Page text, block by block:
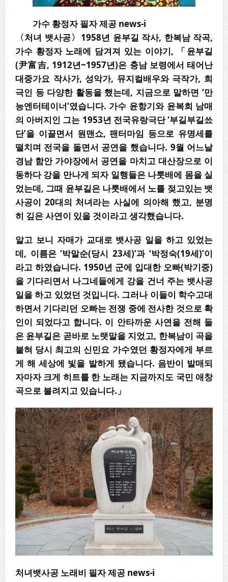
가수 황정자 필자 제공 news-i
〈처녀 뱃사공〉1958년 윤부길 작사, 한복남 작곡,
가수 황정자 노래에 담겨져 있는 이야기, 「윤부길
(尹富吉, 1912년~1957년)은 충남 보령에서 태어난
대중가요 작사가, 성악가, 뮤지컬배우와 극작가, 희
극인 등 다양한 활동을 했는데, 지금으로 말하면 ‘만
능엔터테이너’였습니다. 가수 윤항기와 윤복희 남매
의 아버지인 그는 1953년 전국유랑극단 ‘부길부길쑈
단’을 이끌면서 원맨쇼, 팬터마임 등으로 유명세를
떨치며 전국을 돌면서 공연을 했습니다. 9월 어느날
경남 함안 가야장에서 공연을 마치고 대산장으로 이
동하다 강을 만나게 되자 일행들은 나룻배에 몸을 실
었는데, 그때 윤부길은 나룻배에서 노를 젖고있는 뱃
사공이 20대의 처녀라는 사실에 의아해 했고, 분명
히 깊은 사연이 있을 것이라고 생각했습니다.
알고 보니 자매가 교대로 뱃사공 일을 하고 있었는
데, 이름은 ‘박말순(당시 23세)’과 ‘박정숙(19세)’이
라고 하였습니다. 1950년 군에 입대한 오빠(박기중)
을 기다리면서 나그네들에게 강을 건너 주는 뱃사공
일을 하고 있었던 것입니다. 그러나 이들이 학수고대
하면서 기다리던 오빠는 전쟁 중에 전사한 것으로 확
인이 되었다고 합니다. 이 안타까운 사연을 전해 들
은 윤부길은 곧바로 노랫말을 지었고, 한복남이 곡을
붙혀 당시 최고의 신민요 가수였던 황정자에게 부르
게 해 세상에 빛을 발하게 됐습니다. 음반이 발매되
자마자 크게 히트를 한 노래는 지금까지도 국민 애창
곡으로 불려지고 있습니다.」
처녀뱃사공 노래비 필자 제공 news-i